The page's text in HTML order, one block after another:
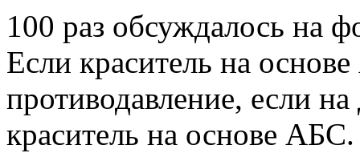
100 раз обсуждалось на
Если краситель на
противодавление, если
краситель на основе АБС.